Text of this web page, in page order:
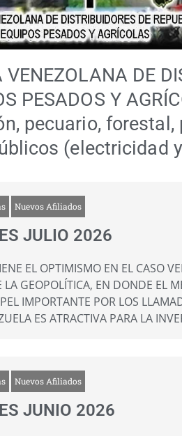
DE
PESADOS Y
pecuario, forestal,
(electricidad
Nuevos Afiliados
JULIO 2026
EL OPTIMISMO EN EL CASO
LA GEOPOLÍTICA, EN DONDE EL
IMPORTANTE POR LOS
ES ATRACTIVA PARA LA
Nuevos Afiliados
JUNIO 2026